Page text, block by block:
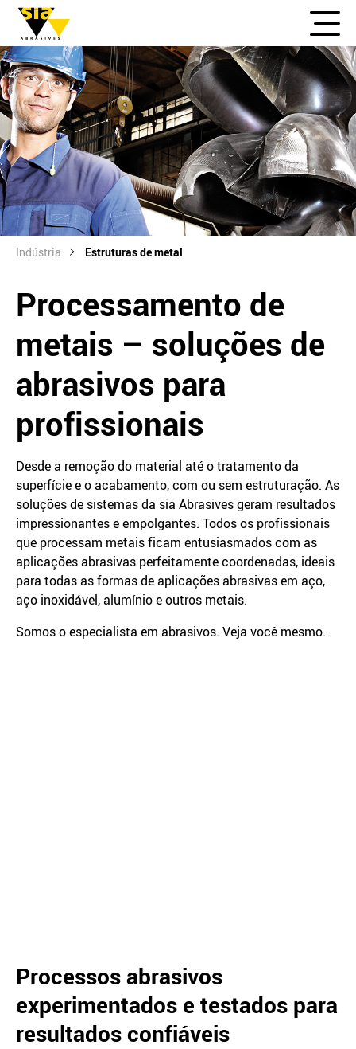
Indústria Estruturas de metal
Processamento de
metais – soluções de
abrasivos para
profissionais
Desde a remoção do material até o tratamento da
superfície e o acabamento, com ou sem estruturação. As
soluções de sistemas da sia Abrasives geram resultados
impressionantes e empolgantes. Todos os profissionais
que processam metais ficam entusiasmados com as
aplicações abrasivas perfeitamente coordenadas, ideais
para todas as formas de aplicações abrasivas em aço,
aço inoxidável, alumínio e outros metais.
Somos o especialista em abrasivos. Veja você mesmo.
Processos abrasivos
experimentados e testados para
resultados confiáveis